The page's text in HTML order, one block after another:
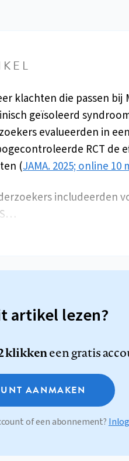
klachten die passen
geïsoleerd
evalueerden in
RCT de
(JAMA. 2025; online 10
includeerden
artikel lezen?
klikkeneen gratis
AANMAKEN
of een abonnement?